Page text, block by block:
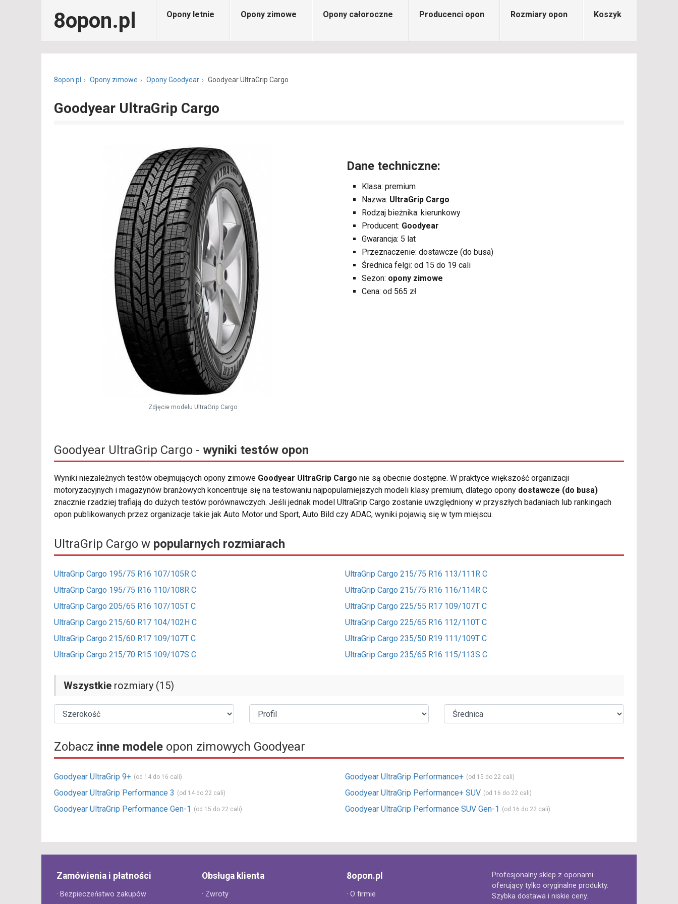
8opon.pl Opony letnie Opony zimowe Opony całoroczne Producenci opon Rozmiary opon Koszyk
8opon.pl Opony zimowe Opony Goodyear Goodyear UltraGrip Cargo
Goodyear UltraGrip Cargo
Zdjęcie modelu UltraGrip Cargo
Dane techniczne:
Klasa: premium
Nazwa: UltraGrip Cargo
Rodzaj bieżnika: kierunkowy
Producent: Goodyear
Gwarancja: 5 lat
Przeznaczenie: dostawcze (do busa)
Średnica felgi: od 15 do 19 cali
Sezon: opony zimowe
Cena: od 565 zł
Goodyear UltraGrip Cargo - wyniki testów opon
Wyniki niezależnych testów obejmujących opony zimowe Goodyear UltraGrip Cargo nie są obecnie dostępne. W praktyce większość organizacji
motoryzacyjnych i magazynów branżowych koncentruje się na testowaniu najpopularniejszych modeli klasy premium, dlatego opony dostawcze (do busa)
znacznie rzadziej trafiają do dużych testów porównawczych. Jeśli jednak model UltraGrip Cargo zostanie uwzględniony w przyszłych badaniach lub rankingach
opon publikowanych przez organizacje takie jak Auto Motor und Sport, Auto Bild czy ADAC, wyniki pojawią się w tym miejscu.
UltraGrip Cargo w popularnych rozmiarach
UltraGrip Cargo 195/75 R16 107/105R C
UltraGrip Cargo 195/75 R16 110/108R C
UltraGrip Cargo 205/65 R16 107/105T C
UltraGrip Cargo 215/60 R17 104/102H C
UltraGrip Cargo 215/60 R17 109/107T C
UltraGrip Cargo 215/70 R15 109/107S C
UltraGrip Cargo 215/75 R16 113/111R C
UltraGrip Cargo 215/75 R16 116/114R C
UltraGrip Cargo 225/55 R17 109/107T C
UltraGrip Cargo 225/65 R16 112/110T C
UltraGrip Cargo 235/50 R19 111/109T C
UltraGrip Cargo 235/65 R16 115/113S C
Wszystkie rozmiary (15)
Zobacz inne modele opon zimowych Goodyear
Goodyear UltraGrip 9+ (od 14 do 16 cali)
Goodyear UltraGrip Performance 3 (od 14 do 22 cali)
Goodyear UltraGrip Performance Gen-1 (od 15 do 22 cali)
Goodyear UltraGrip Performance+ (od 15 do 22 cali)
Goodyear UltraGrip Performance+ SUV (od 16 do 22 cali)
Goodyear UltraGrip Performance SUV Gen-1 (od 16 do 22 cali)
Zamówienia i płatności
· Bezpieczeństwo zakupów
Obsługa klienta
· Zwroty
8opon.pl
· O firmie
Profesjonalny sklep z oponami
oferujący tylko oryginalne produkty.
Szybka dostawa i niskie ceny.